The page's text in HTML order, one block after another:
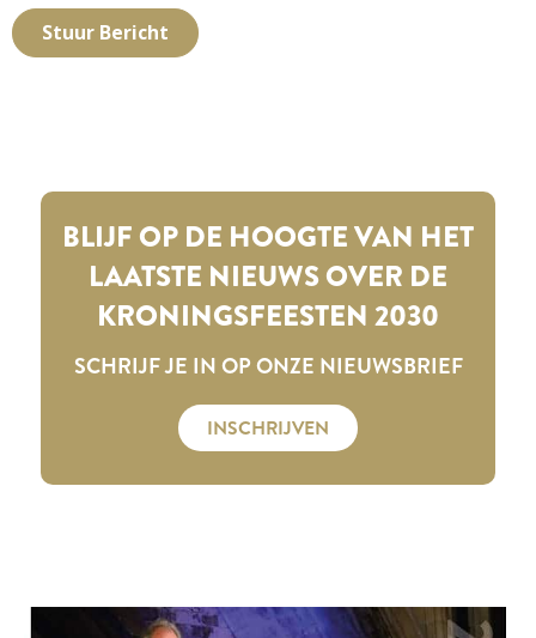
Stuur Bericht
BLIJF OP DE HOOGTE VAN HET
LAATSTE NIEUWS OVER DE
KRONINGSFEESTEN 2030
SCHRIJF JE IN OP ONZE NIEUWSBRIEF
INSCHRIJVEN